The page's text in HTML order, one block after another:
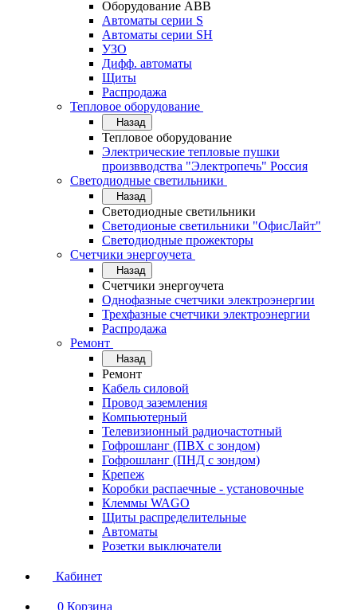
Оборудование АВВ
Автоматы серии S
Автоматы серии SH
УЗО
Дифф. автоматы
Щиты
Распродажа
Тепловое оборудование
Назад
Тепловое оборудование
Электрические тепловые пушки
произвводства "Электропечь" Россия
Светодиодные светильники
Назад
Светодиодные светильники
Светодионые светильники "ОфисЛайт"
Светодиодные прожекторы
Счетчики энергоучета
Назад
Счетчики энергоучета
Однофазные счетчики электроэнергии
Трехфазные счетчики электроэнергии
Распродажа
Ремонт
Назад
Ремонт
Кабель силовой
Провод заземления
Компьютерный
Телевизионный радиочастотный
Гофрошланг (ПВХ с зондом)
Гофрошланг (ПНД с зондом)
Крепеж
Коробки распаечные - установочные
Клеммы WAGO
Щиты распределительные
Автоматы
Розетки выключатели
Кабинет
0 Корзина